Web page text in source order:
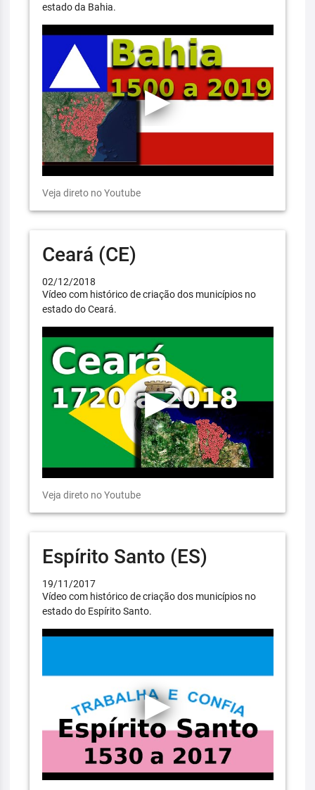
estado da Bahia.
Veja direto no Youtube
Ceará (CE)
02/12/2018
Vídeo com histórico de criação dos municípios no
estado do Ceará.
Veja direto no Youtube
Espírito Santo (ES)
19/11/2017
Vídeo com histórico de criação dos municípios no
estado do Espírito Santo.